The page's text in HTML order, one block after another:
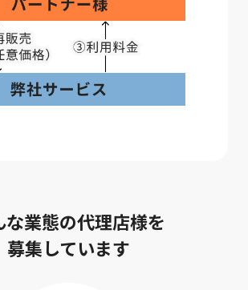
な業態の代理店様を
募集しています